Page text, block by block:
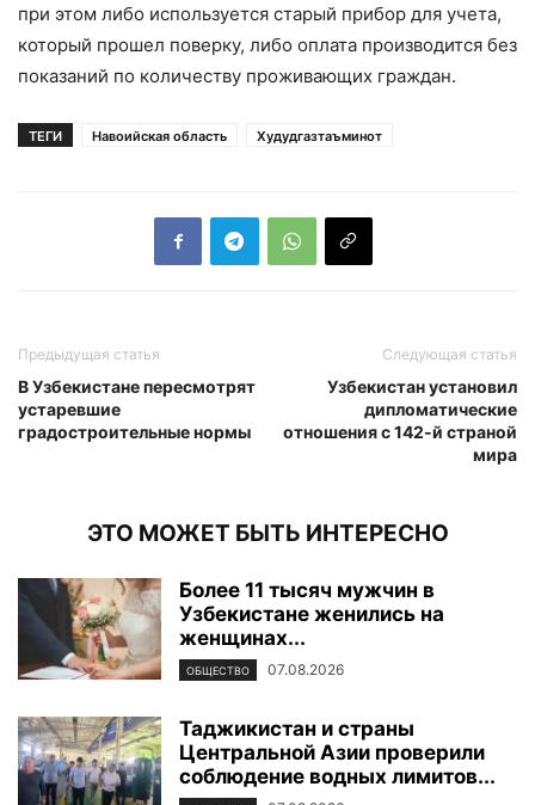
при этом либо используется старый прибор для учета,
который прошел поверку, либо оплата производится без
показаний по количеству проживающих граждан.
ТЕГИ Навоийская область Худудгазтаъминот
Предыдущая статья
В Узбекистане пересмотрят
устаревшие
градостроительные нормы
Следующая статья
Узбекистан установил
дипломатические
отношения с 142-й страной
мира
ЭТО МОЖЕТ БЫТЬ ИНТЕРЕСНО
Более 11 тысяч мужчин в
Узбекистане женились на
женщинах...
ОБЩЕСТВО 07.08.2026
Таджикистан и страны
Центральной Азии проверили
соблюдение водных лимитов...